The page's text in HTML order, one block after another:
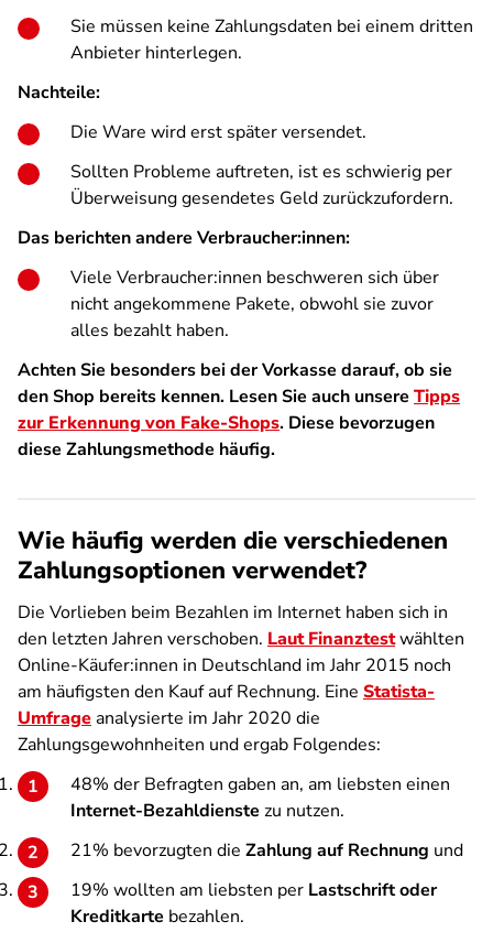
Sie müssen keine Zahlungsdaten bei einem dritten
Anbieter hinterlegen.
Nachteile:
Die Ware wird erst später versendet.
Sollten Probleme auftreten, ist es schwierig per
Überweisung gesendetes Geld zurückzufordern.
Das berichten andere Verbraucher:innen:
Viele Verbraucher:innen beschweren sich über
nicht angekommene Pakete, obwohl sie zuvor
alles bezahlt haben.
Achten Sie besonders bei der Vorkasse darauf, ob sie
den Shop bereits kennen. Lesen Sie auch unsere Tipps
zur Erkennung von Fake-Shops. Diese bevorzugen
diese Zahlungsmethode häufig.
Wie häufig werden die verschiedenen
Zahlungsoptionen verwendet?
Die Vorlieben beim Bezahlen im Internet haben sich in
den letzten Jahren verschoben. Laut Finanztestwählten
Online-Käufer:innen in Deutschland im Jahr 2015 noch
am häufigsten den Kauf auf Rechnung. Eine Statista-
Umfrageanalysierte im Jahr 2020 die
Zahlungsgewohnheiten und ergab Folgendes:
48% der Befragten gaben an, am liebsten einen
Internet-Bezahldienste zu nutzen.
21% bevorzugten die Zahlung auf Rechnung und
19% wollten am liebsten per Lastschrift oder
Kreditkarte bezahlen.